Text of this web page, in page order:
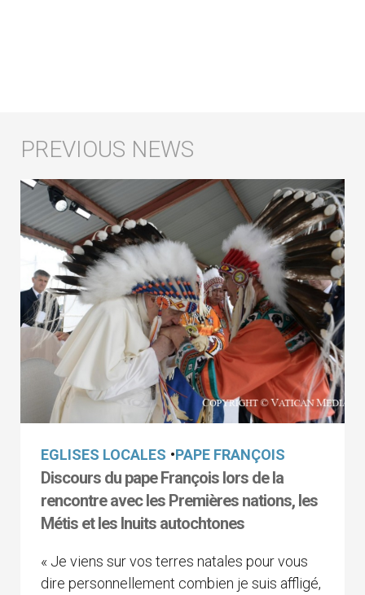
EGLISES LOCALES •PAPE FRANÇOIS
Discours du pape François lors de la
rencontre avec les Premières nations, les
Métis et les Inuits autochtones
« Je viens sur vos terres natales pour vous
dire personnellement combien je suis affligé,